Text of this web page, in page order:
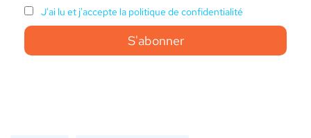
J'ai lu et j'accepte la politique de confidentialité